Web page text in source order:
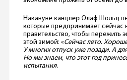
Накануне канцлер Олаф Шольц
которые предпринимает сейчас
правительство, чтобы пережить
этой зимой: «Сейчас лето.
У многих отпуск уже позади. А
Но мы знаем, что этот год
испытания.